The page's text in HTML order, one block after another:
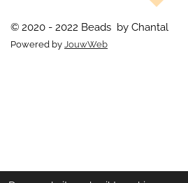
© 2020 - 2022 Beads by Chantal
Powered by JouwWeb